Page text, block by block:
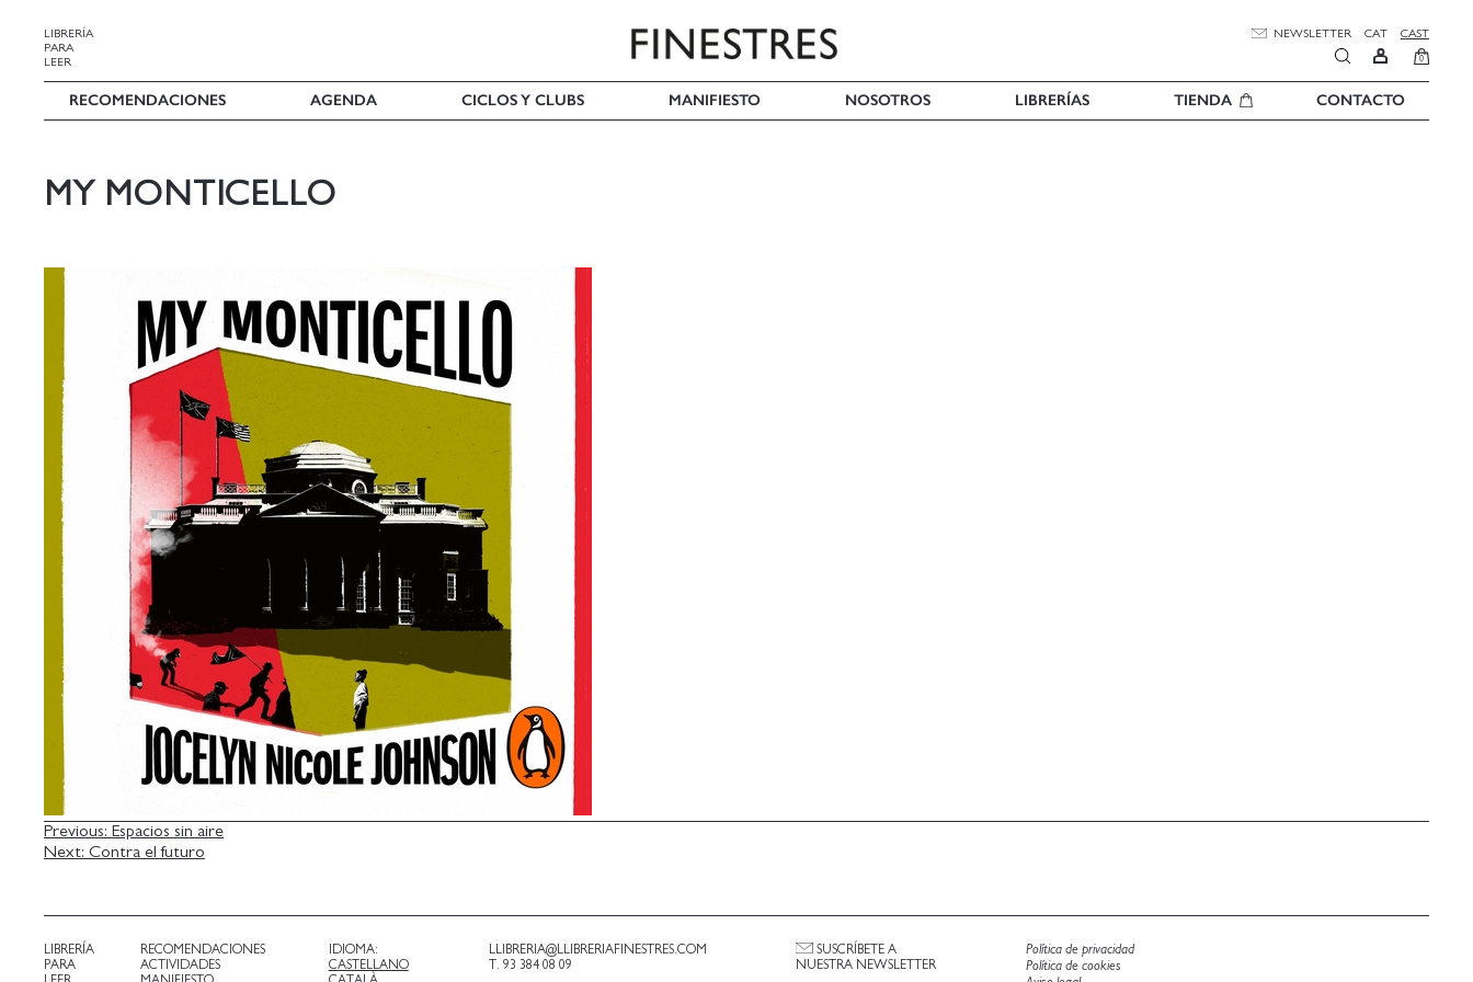
LIBRERÍA
PARA
LEER
NEWSLETTER CAT CAST
0
RECOMENDACIONES AGENDA CICLOS Y CLUBS MANIFIESTO NOSOTROS LIBRERÍAS TIENDA CONTACTO
MY MONTICELLO
NAVEGACIÓN
DE
Previous: Espacios sin aire
Next: Contra el futuro
LIBRERÍA
PARA
LEER
RECOMENDACIONES
ACTIVIDADES
MANIFIESTO
IDIOMA:
CASTELLANO
CATALÀ
LLIBRERIA@LLIBRERIAFINESTRES.COM
T. 93 384 08 09
SUSCRÍBETE A
NUESTRA NEWSLETTER
Política de privacidad
Política de cookies